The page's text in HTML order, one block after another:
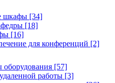
шкафы [34]
[18]
[16]
для конференций [2]
оборудования [57]
работы [3]